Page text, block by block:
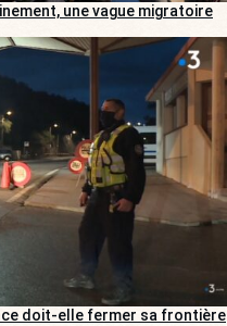
une vague migratoire
doit-elle fermer sa frontière